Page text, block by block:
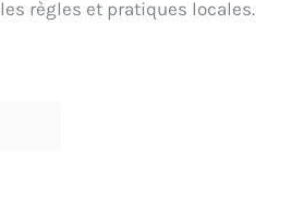
règles et pratiques locales.